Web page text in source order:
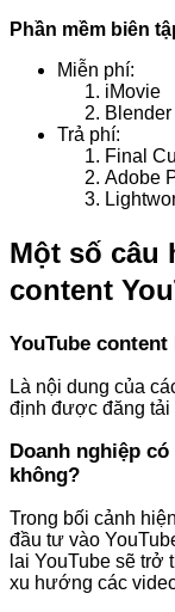
Phần mềm biên
Miễn phí:
iMovie
Blender
Trả phí:
Final
Adobe
Một số câu
content
YouTube content
Là nội dung của
định được đăng tải
Doanh nghiệp
không?
Trong bối cảnh
đầu tư vào
lai YouTube sẽ trở
xu hướng các